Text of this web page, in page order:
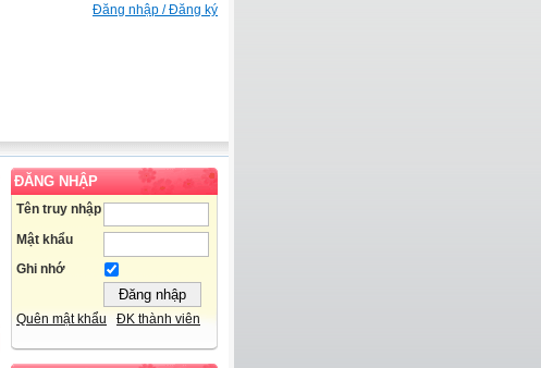
Đăng nhập / Đăng ký
ĐĂNG NHẬP
Tên truy nhập
Mật khẩu
Ghi nhớ
Quên mật khẩu ĐK thành viên